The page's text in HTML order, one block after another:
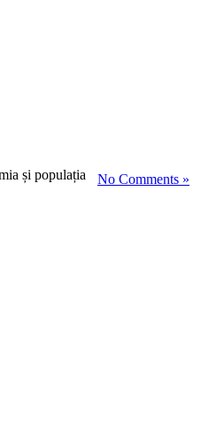
No Comments »
și populația